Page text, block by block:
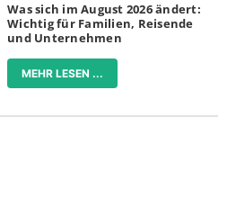
Was sich im August 2026 ändert:
Wichtig für Familien, Reisende
und Unternehmen
MEHR LESEN ...